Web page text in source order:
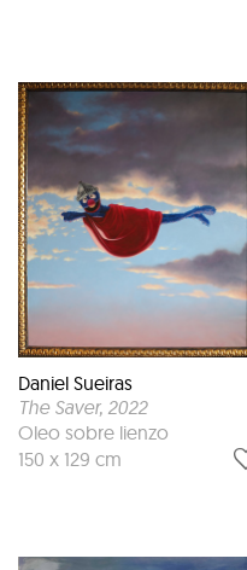
Daniel Sueiras
The Saver, 2022
Oleo sobre lienzo
150 x 129 cm